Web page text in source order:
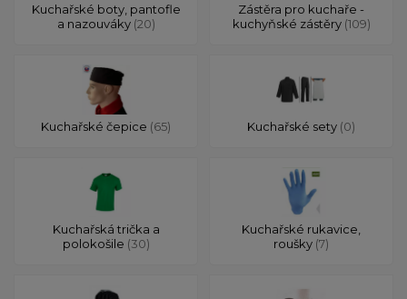
Kuchařské boty, pantofle
a nazouváky (20)
Zástěra pro kuchaře -
kuchyňské zástěry (109)
Kuchařské čepice (65) Kuchařské sety (0)
Kuchařská trička a
polokošile (30)
Kuchařské rukavice,
roušky (7)